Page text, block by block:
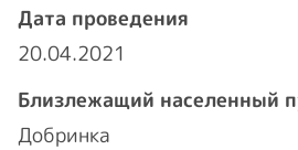
Дата проведения
20.04.2021
Близлежащий населенный
Добринка